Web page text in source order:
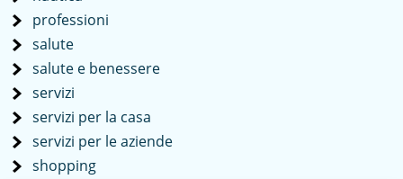
professioni
salute
salute e benessere
servizi
servizi per la casa
servizi per le aziende
shopping